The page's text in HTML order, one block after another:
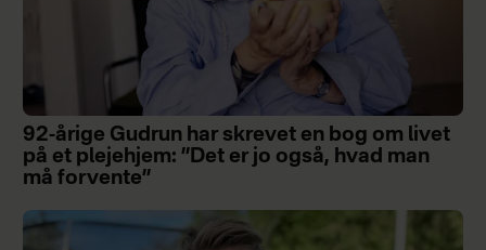
92-årige Gudrun har skrevet en bog om livet
på et plejehjem: ”Det er jo også, hvad man
må forvente”